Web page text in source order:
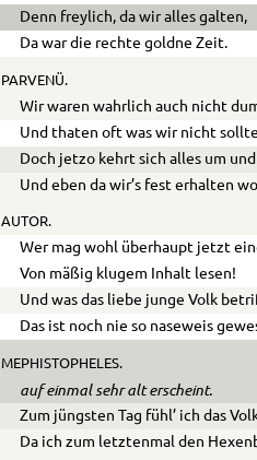
Denn freylich, da wir alles galten,
Da war die rechte goldne Zeit.
PARVENÜ.
Wir waren wahrlich auch nicht
Und thaten oft was wir nicht
Doch jetzo kehrt sich alles um
Und eben da wir’s fest erhalten
AUTOR.
Wer mag wohl überhaupt jetzt
Von mäßig klugem Inhalt lesen!
Und was das liebe junge Volk
Das ist noch nie so naseweis
MEPHISTOPHELES.
auf einmal sehr alt erscheint.
Zum jüngsten Tag fühl’ ich das
Da ich zum letztenmal den